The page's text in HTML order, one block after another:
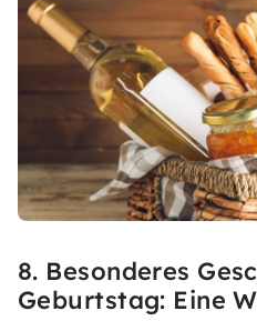
8. Besonderes
Geburtstag: Eine